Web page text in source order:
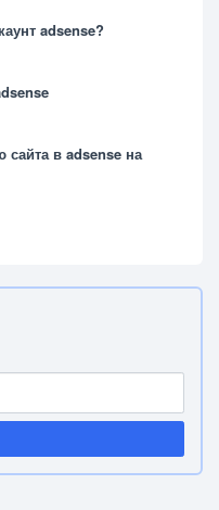
adsense?
в adsense на